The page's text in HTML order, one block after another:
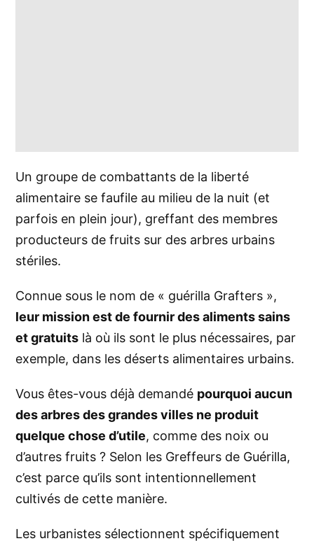
Un groupe de combattants de la liberté
alimentaire se faufile au milieu de la nuit (et
parfois en plein jour), greffant des membres
producteurs de fruits sur des arbres urbains
stériles.
Connue sous le nom de « guérilla Grafters »,
leur mission est de fournir des aliments sains
et gratuits là où ils sont le plus nécessaires, par
exemple, dans les déserts alimentaires urbains.
Vous êtes-vous déjà demandé pourquoi aucun
des arbres des grandes villes ne produit
quelque chose d’utile, comme des noix ou
d’autres fruits ? Selon les Greffeurs de Guérilla,
c’est parce qu’ils sont intentionnellement
cultivés de cette manière.
Les urbanistes sélectionnent spécifiquement